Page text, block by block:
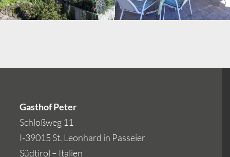
Gasthof Peter
Schloßweg 11
I-39015 St. Leonhard in Passeier
Südtirol – Italien